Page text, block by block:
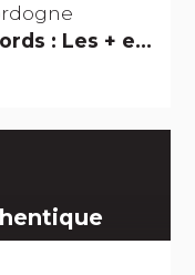
: Les + et les -